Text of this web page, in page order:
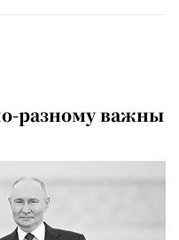
разному важны